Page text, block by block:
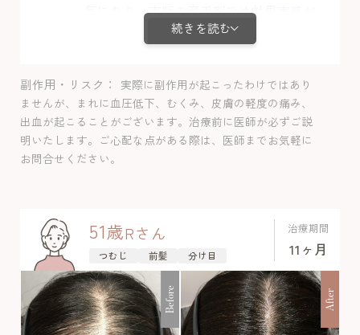
気になり、市販の育毛剤では効果実感が
乏しかったので当院来院されました。ミ
が良好で、美容師からも髪質の変化を褒
められるほど改善が見られました。経過
中体毛増加以外の副作用は認めませんで
した。
続きを読む
副作用・リスク
実際に副作用が起こったわけではあり
ませんが、まれに血圧低下、むくみ、皮膚の軽度の痛み、
出血が起こることがございます。治療前に医師が必ずご説
明いたします。ご心配な点がある際は、医師までお気軽に
お問合せください。
51歳Rさん
つむじ 前髪 分け目
治療期間
11ヶ月
Before After